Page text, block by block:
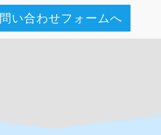
問い合わせフォームへ